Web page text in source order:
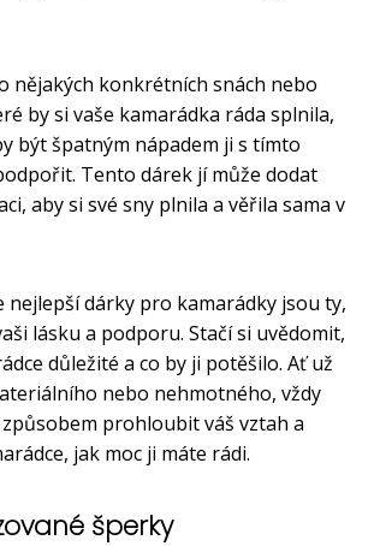
nějakých konkrétních snách nebo
by si vaše kamarádka ráda splnila,
být špatným nápadem ji s tímto
Tento dárek jí může dodat
aby si své sny plnila a věřila sama v
nejlepší dárky pro kamarádky jsou ty,
lásku a podporu. Stačí si uvědomit,
důležité a co by ji potěšilo. Ať už
nebo nehmotného, vždy
prohloubit váš vztah a
jak moc ji máte rádi.
šperky